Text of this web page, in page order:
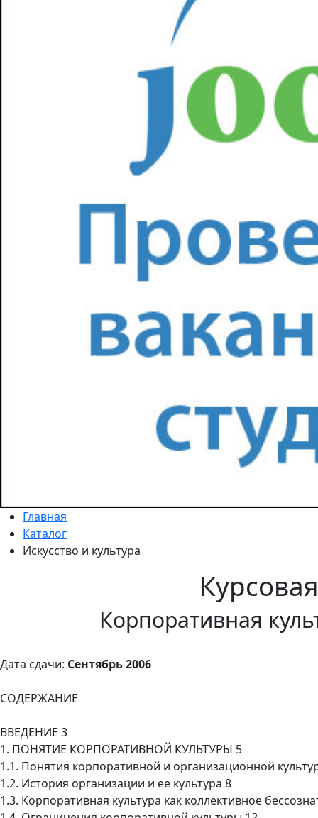
Главная
Каталог
Искусство и культура
Курсовая
Корпоративная
Дата сдачи: Сентябрь 2006
СОДЕРЖАНИЕ
ВВЕДЕНИЕ 3
1. ПОНЯТИЕ КОРПОРАТИВНОЙ КУЛЬТУРЫ 5
1.1. Понятия корпоративной и организационной
1.2. История организации и ее культура 8
1.3. Корпоративная культура как коллективное